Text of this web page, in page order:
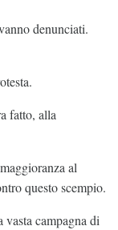
denunciati.
fatto, alla
al
questo scempio.
campagna di